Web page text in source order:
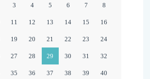
3 4 5 6 7 8
11 12 13 14 15 16
19 20 21 22 23 24
27 28 29 30 31 32
35 36 37 38 39 40